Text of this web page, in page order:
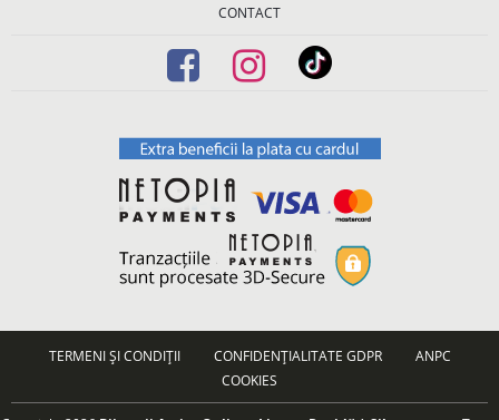
CONTACT
TERMENI ȘI CONDIȚII CONFIDENȚIALITATE GDPR
ANPC
COOKIES